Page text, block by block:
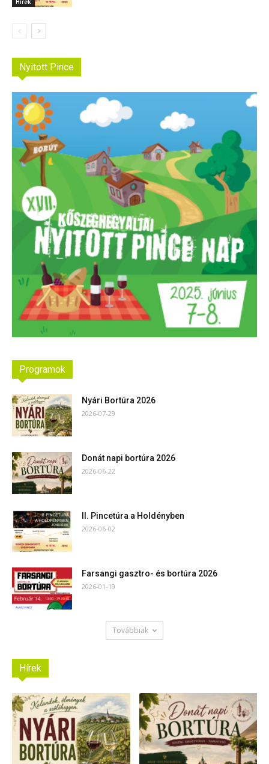
Hírek
Nyitott Pince
Programok
Nyári Bortúra 2026
2026-07-29
Donát napi bortúra 2026
2026-06-22
II. Pincetúra a Holdényben
2026-06-02
Farsangi gasztro- és bortúra 2026
2026-01-19
Továbbiak
Hírek